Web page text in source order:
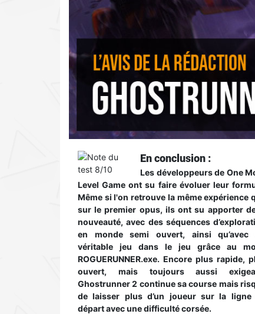
En conclusion :
Les développeurs de One
Level Game ont su faire évoluer leur
Même si l'on retrouve la même expérience
sur le premier opus, ils ont su apporter
nouveauté, avec des séquences
en monde semi ouvert, ainsi qu’avec
véritable jeu dans le jeu grâce au
ROGUERUNNER.exe. Encore plus rapide,
ouvert, mais toujours aussi
Ghostrunner 2 continue sa course mais
de laisser plus d’un joueur sur la ligne
départ avec une difficulté corsée.